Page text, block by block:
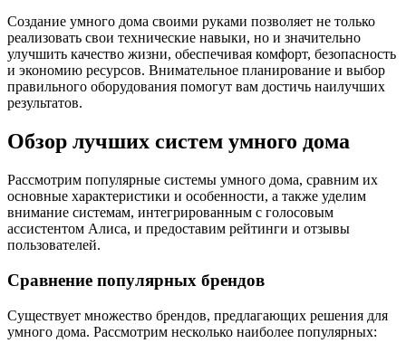
Создание умного дома своими руками позволяет не только
реализовать свои технические навыки, но и значительно
улучшить качество жизни, обеспечивая комфорт, безопасность
и экономию ресурсов. Внимательное планирование и выбор
правильного оборудования помогут вам достичь наилучших
результатов.
Обзор лучших систем умного дома
Рассмотрим популярные системы умного дома, сравним их
основные характеристики и особенности, а также уделим
внимание системам, интегрированным с голосовым
ассистентом Алиса, и предоставим рейтинги и отзывы
пользователей.
Сравнение популярных брендов
Существует множество брендов, предлагающих решения для
умного дома. Рассмотрим несколько наиболее популярных: